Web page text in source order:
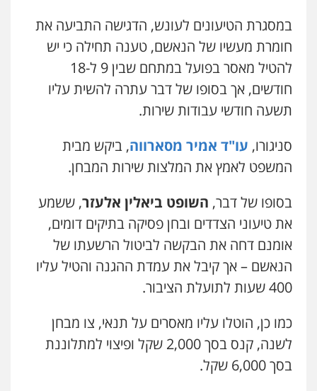
במסגרת הטיעונים לעונש, הדגישה התביעה את
חומרת מעשיו של הנאשם, טענה תחילה כי יש
להטיל מאסר בפועל במתחם שבין 9 ל-18
חודשים, אך בסופו של דבר עתרה להשית עליו
תשעה חודשי עבודות שירות.
סניגורו, עו"ד אמיר מסארווה, ביקש מבית
המשפט לאמץ את המלצות שירות המבחן.
בסופו של דבר, השופט ביאלין אלעזר, ששמע
את טיעוני הצדדים ובחן פסיקה בתיקים דומים,
אומנם דחה את הבקשה לביטול הרשעתו של
הנאשם – אך קיבל את עמדת ההגנה והטיל עליו
400 שעות לתועלת הציבור.
כמו כן, הוטלו עליו מאסרים על תנאי, צו מבחן
לשנה, קנס בסך 2,000 שקל ופיצוי למתלוננת
בסך 6,000 שקל.
פלילי פשיעה חמורה קטינים אלימות
סמים
0523647066
פלילי משפט פלילי
משפט פלילי
0545437431
עו"ד עלי סעדי
פלילי פשיעה חמורה ליווי וייצוג בחקירות
ומעצרים
עו"ד תומר בנישתי
פלילי מעצרים וחקירות צווארון לבן פשיעה
חמורה